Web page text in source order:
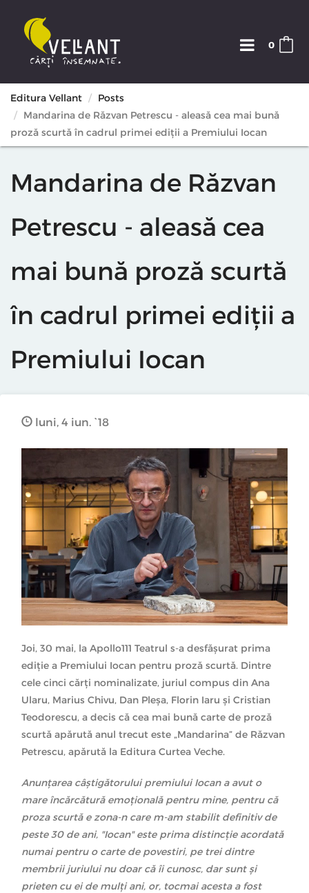
0
Editura Vellant
Posts
Mandarina de Răzvan Petrescu - aleasă cea mai bună
proză scurtă în cadrul primei ediții a Premiului Iocan
Mandarina de Răzvan
Petrescu - aleasă cea
mai bună proză scurtă
în cadrul primei ediții a
Premiului Iocan
luni, 4 iun. `18
Joi, 30 mai, la Apollo111 Teatrul s-a desfășurat prima
ediție a Premiului Iocan pentru proză scurtă. Dintre
cele cinci cărți nominalizate, juriul compus din Ana
Ularu, Marius Chivu, Dan Pleșa, Florin Iaru și Cristian
Teodorescu, a decis că cea mai bună carte de proză
scurtă apărută anul trecut este „Mandarina” de Răzvan
Petrescu, apărută la Editura Curtea Veche.
Anunţarea câştigătorului premiului Iocan a avut o
mare încărcătură emoţională pentru mine, pentru că
proza scurtă e zona-n care m-am stabilit definitiv de
peste 30 de ani, "Iocan" este prima distincţie acordată
numai pentru o carte de povestiri, pe trei dintre
membrii juriului nu doar că îi cunosc, dar sunt şi
prieten cu ei de mulţi ani, or, tocmai acesta a fost